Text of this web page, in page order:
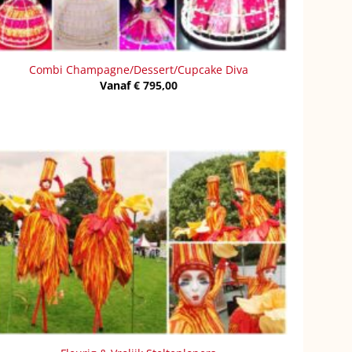
Combi Champagne/Dessert/Cupcake Diva
Vanaf€795,00